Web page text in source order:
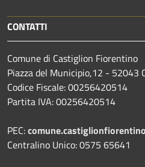
CONTATTI
Comune di Castiglion Fiorentino
Piazza del Municipio,12 - 52043
Codice Fiscale: 00256420514
Partita IVA: 00256420514
PEC:
Centralino Unico: 0575 65641